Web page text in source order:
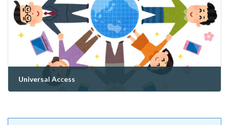
Universal Access